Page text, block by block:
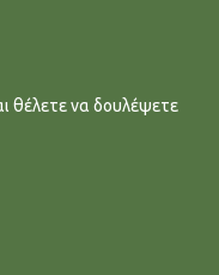
θέλετε να δουλέψετε